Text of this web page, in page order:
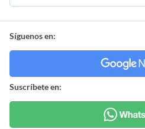
Síguenos en:
Suscríbete en: